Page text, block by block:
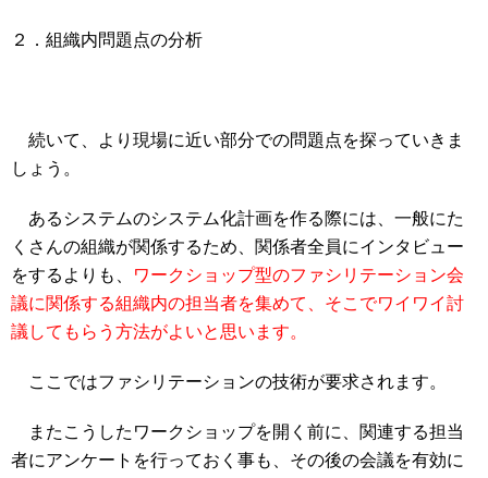
２．組織内問題点の分析
続いて、より現場に近い部分での問題点を探っていきま
しょう。
あるシステムのシステム化計画を作る際には、一般にた
くさんの組織が関係するため、関係者全員にインタビュー
をするよりも、
ワークショップ型のファシリテーション会
議に関係する組織内の担当者を集めて、そこでワイワイ討
議してもらう方法がよいと思います。
ここではファシリテーションの技術が要求されます。
またこうしたワークショップを開く前に、関連する担当
者にアンケートを行っておく事も、その後の会議を有効に